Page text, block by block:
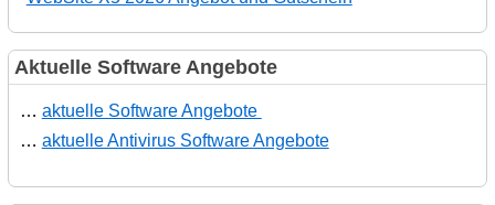
Aktuelle Software Angebote
… aktuelle Software Angebote
… aktuelle Antivirus Software Angebote